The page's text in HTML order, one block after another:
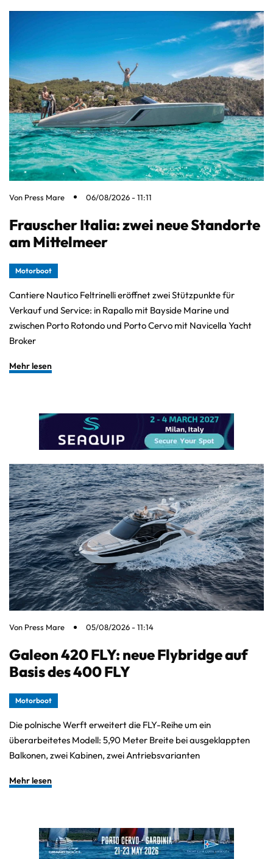
Von Press Mare 06/08/2026 - 11:11
Frauscher Italia: zwei neue Standorte
am Mittelmeer
Motorboot
Cantiere Nautico Feltrinelli eröffnet zwei Stützpunkte für
Verkauf und Service: in Rapallo mit Bayside Marine und
zwischen Porto Rotondo und Porto Cervo mit Navicella Yacht
Broker
Mehr lesen
Von Press Mare 05/08/2026 - 11:14
Galeon 420 FLY: neue Flybridge auf
Basis des 400 FLY
Motorboot
Die polnische Werft erweitert die FLY-Reihe um ein
überarbeitetes Modell: 5,90 Meter Breite bei ausgeklappten
Balkonen, zwei Kabinen, zwei Antriebsvarianten
Mehr lesen